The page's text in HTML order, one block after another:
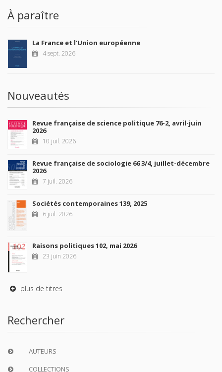
À paraître
La France et l'Union européenne
4 sept. 2026
Nouveautés
Revue française de science politique 76-2, avril-juin
2026
10 juil. 2026
Revue française de sociologie 66 3/4, juillet-décembre
2026
7 juil. 2026
Sociétés contemporaines 139, 2025
6 juil. 2026
Raisons politiques 102, mai 2026
23 juin 2026
plus de titres
Rechercher
AUTEURS
COLLECTIONS